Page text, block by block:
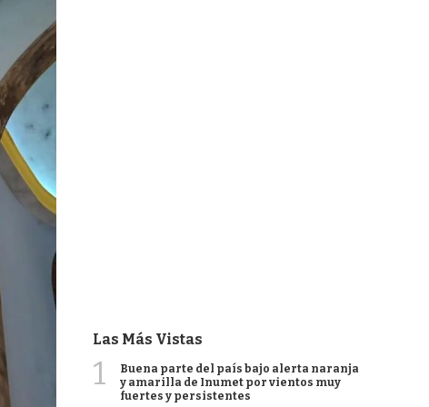
Las Más Vistas
1
Buena parte del país bajo alerta naranja
y amarilla de Inumet por vientos muy
fuertes y persistentes